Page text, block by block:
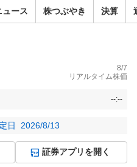
ュース 株つぶやき 決算
8/7
リアルタイム株価
--:--
日 2026/8/13
証券アプリを開く